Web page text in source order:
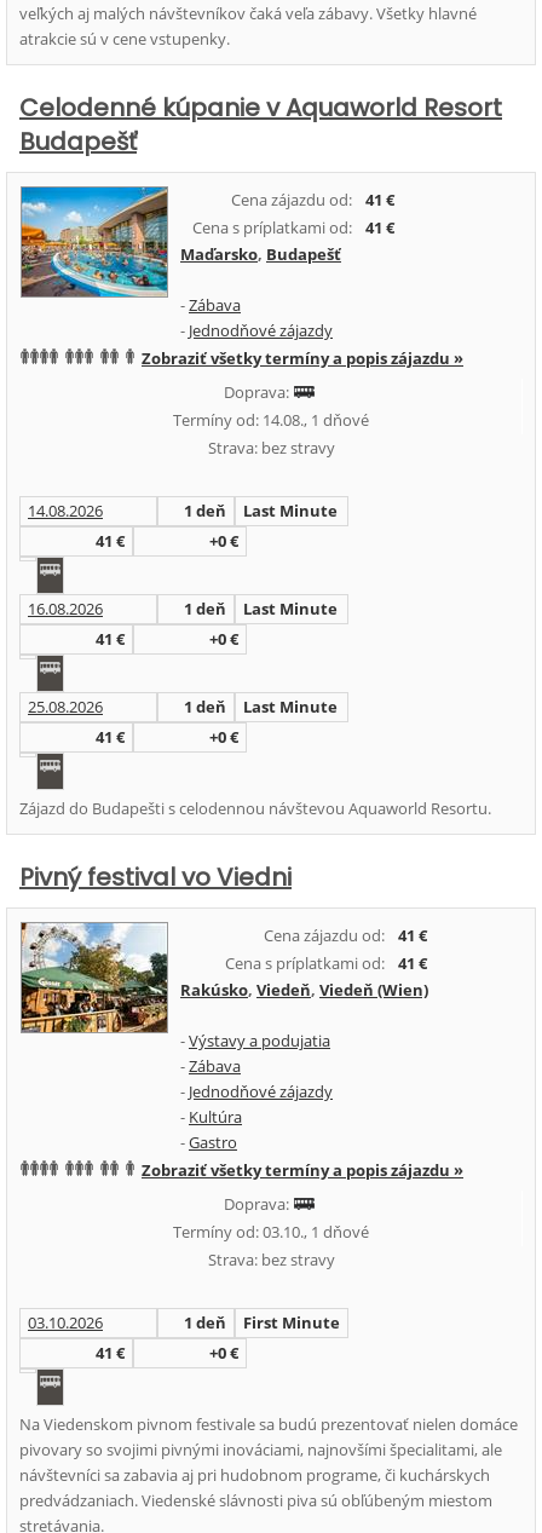
veľkých aj malých návštevníkov čaká veľa zábavy. Všetky hlavné
atrakcie sú v cene vstupenky.
Celodenné kúpanie v Aquaworld Resort
Budapešť
Cena zájazdu od:
41 €
Cena s príplatkami od:
41 €
Maďarsko, Budapešť
-Zábava
- Jednodňové zájazdy
Zobraziť všetky termíny a popis zájazdu »
Doprava:
Termíny od: 14.08., 1 dňové
Strava: bez stravy
14.08.2026 1 deň
Last Minute
41 €
+0 €
16.08.2026 1 deň
Last Minute
41 €
+0 €
25.08.2026 1 deň
Last Minute
41 €
+0 €
Zájazd do Budapešti s celodennou návštevou Aquaworld Resortu.
Pivný festival vo Viedni
Cena zájazdu od:
41 €
Cena s príplatkami od:
41 €
Rakúsko, Viedeň, Viedeň (Wien)
-Výstavy a podujatia
-Zábava
- Jednodňové zájazdy
- Kultúra
-Gastro
Zobraziť všetky termíny a popis zájazdu »
Doprava:
Termíny od: 03.10., 1 dňové
Strava: bez stravy
03.10.2026 1 deň
First Minute
41 €
+0 €
Na Viedenskom pivnom festivale sa budú prezentovať nielen domáce
pivovary so svojimi pivnými inováciami, najnovšími špecialitami, ale
návštevníci sa zabavia aj pri hudobnom programe, či kuchárskych
predvádzaniach. Viedenské slávnosti piva sú obľúbeným miestom
stretávania.